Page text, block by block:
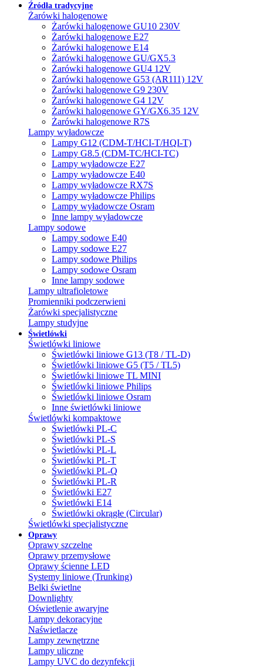
Źródła tradycyjne
Żarówki halogenowe
Żarówki halogenowe GU10 230V
Żarówki halogenowe E27
Żarówki halogenowe E14
Żarówki halogenowe GU/GX5.3
Żarówki halogenowe GU4 12V
Żarówki halogenowe G53 (AR111) 12V
Żarówki halogenowe G9 230V
Żarówki halogenowe G4 12V
Żarówki halogenowe GY/GX6.35 12V
Żarówki halogenowe R7S
Lampy wyładowcze
Lampy G12 (CDM-T/HCI-T/HQI-T)
Lampy G8.5 (CDM-TC/HCI-TC)
Lampy wyładowcze E27
Lampy wyładowcze E40
Lampy wyładowcze RX7S
Lampy wyładowcze Philips
Lampy wyładowcze Osram
Inne lampy wyładowcze
Lampy sodowe
Lampy sodowe E40
Lampy sodowe E27
Lampy sodowe Philips
Lampy sodowe Osram
Inne lampy sodowe
Lampy ultrafioletowe
Promienniki podczerwieni
Żarówki specjalistyczne
Lampy studyjne
Świetlówki
Świetlówki liniowe
Świetlówki liniowe G13 (T8 / TL-D)
Świetlówki liniowe G5 (T5 / TL5)
Świetlówki liniowe TL MINI
Świetlówki liniowe Philips
Świetlówki liniowe Osram
Inne świetlówki liniowe
Świetlówki kompaktowe
Świetlówki PL-C
Świetlówki PL-S
Świetlówki PL-L
Świetlówki PL-T
Świetlówki PL-Q
Świetlówki PL-R
Świetlówki E27
Świetlówki E14
Świetlówki okrągłe (Circular)
Świetlówki specjalistyczne
Oprawy
Oprawy szczelne
Oprawy przemysłowe
Oprawy ścienne LED
Systemy liniowe (Trunking)
Belki świetlne
Downlighty
Oświetlenie awaryjne
Lampy dekoracyjne
Naświetlacze
Lampy zewnętrzne
Lampy uliczne
Lampy UVC do dezynfekcji